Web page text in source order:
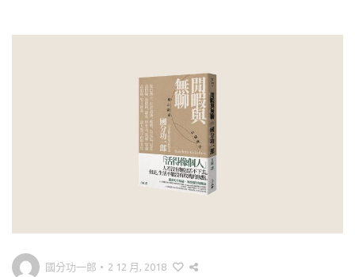
國分功一郎 • 2 12 月, 2018